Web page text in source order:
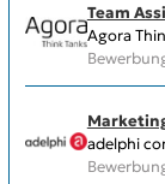
Team
Agora
adelphi